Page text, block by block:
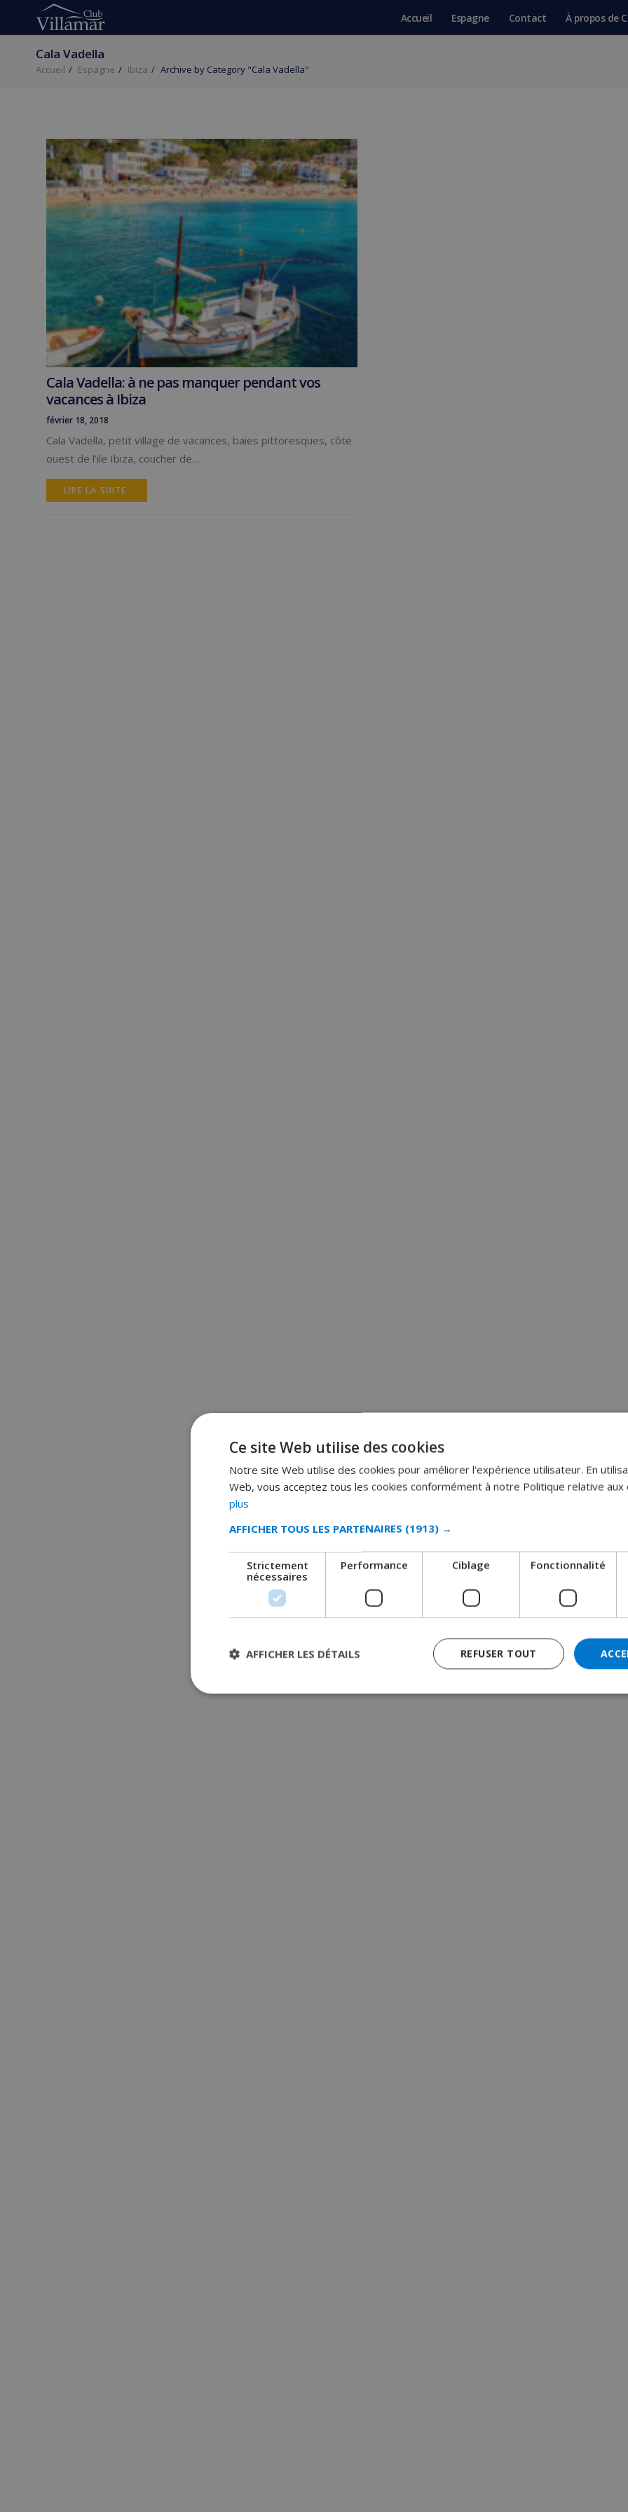
Accueil Espagne Contact À propos de
Cala Vadella
Accueil Espagne Ibiza Archive by Category "Cala Vadella"
Cala Vadella: à ne pas manquer pendant vos
vacances à Ibiza
février 18, 2018
Cala Vadella, petit village de vacances, baies pittoresques, côte
ouest de l’ile Ibiza, coucher de…
LIRE LA SUITE
Ce site Web utilise des cookies
Notre site Web utilise des cookies pour améliorer l'expérience utilisateur. En
Web, vous acceptez tous les cookies conformément à notre Politique relative aux
plus
AFFICHER TOUS LES PARTENAIRES (1913) →
Strictement
nécessaires
Performance Ciblage Fonctionnalité
REFUSER TOUT
AFFICHER LES DÉTAILS